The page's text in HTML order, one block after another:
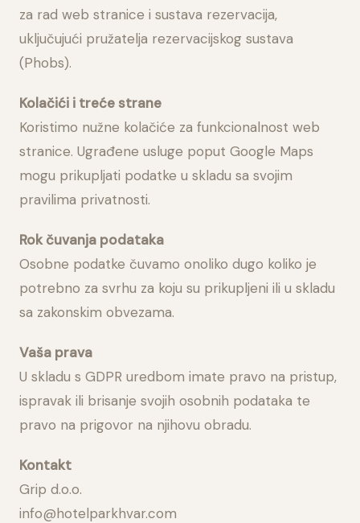
za rad web stranice i sustava rezervacija,
uključujući pružatelja rezervacijskog sustava
(Phobs).
Kolačići i treće strane
Koristimo nužne kolačiće za funkcionalnost web
stranice. Ugrađene usluge poput Google Maps
mogu prikupljati podatke u skladu sa svojim
pravilima privatnosti.
Rok čuvanja podataka
Osobne podatke čuvamo onoliko dugo koliko je
potrebno za svrhu za koju su prikupljeni ili u skladu
sa zakonskim obvezama.
Vaša prava
U skladu s GDPR uredbom imate pravo na pristup,
ispravak ili brisanje svojih osobnih podataka te
pravo na prigovor na njihovu obradu.
Kontakt
Grip d.o.o.
info@hotelparkhvar.com